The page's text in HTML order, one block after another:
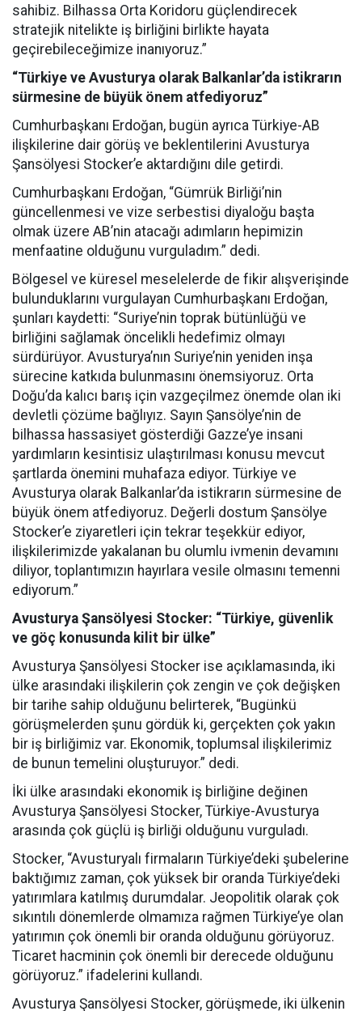
sahibiz. Bilhassa Orta Koridoru güçlendirecek
stratejik nitelikte iş birliğini birlikte hayata
geçirebileceğimize inanıyoruz.”
“Türkiye ve Avusturya olarak Balkanlar’da istikrarın
sürmesine de büyük önem atfediyoruz”
Cumhurbaşkanı Erdoğan, bugün ayrıca Türkiye-AB
ilişkilerine dair görüş ve beklentilerini Avusturya
Şansölyesi Stocker’e aktardığını dile getirdi.
Cumhurbaşkanı Erdoğan, “Gümrük Birliği’nin
güncellenmesi ve vize serbestisi diyaloğu başta
olmak üzere AB’nin atacağı adımların hepimizin
menfaatine olduğunu vurguladım.” dedi.
Bölgesel ve küresel meselelerde de fikir alışverişinde
bulunduklarını vurgulayan Cumhurbaşkanı Erdoğan,
şunları kaydetti: “Suriye’nin toprak bütünlüğü ve
birliğini sağlamak öncelikli hedefimiz olmayı
sürdürüyor. Avusturya’nın Suriye’nin yeniden inşa
sürecine katkıda bulunmasını önemsiyoruz. Orta
Doğu’da kalıcı barış için vazgeçilmez önemde olan iki
devletli çözüme bağlıyız. Sayın Şansölye’nin de
bilhassa hassasiyet gösterdiği Gazze’ye insani
yardımların kesintisiz ulaştırılması konusu mevcut
şartlarda önemini muhafaza ediyor. Türkiye ve
Avusturya olarak Balkanlar’da istikrarın sürmesine de
büyük önem atfediyoruz. Değerli dostum Şansölye
Stocker’e ziyaretleri için tekrar teşekkür ediyor,
ilişkilerimizde yakalanan bu olumlu ivmenin devamını
diliyor, toplantımızın hayırlara vesile olmasını temenni
ediyorum.”
Avusturya Şansölyesi Stocker: “Türkiye, güvenlik
ve göç konusunda kilit bir ülke”
Avusturya Şansölyesi Stocker ise açıklamasında, iki
ülke arasındaki ilişkilerin çok zengin ve çok değişken
bir tarihe sahip olduğunu belirterek, “Bugünkü
görüşmelerden şunu gördük ki, gerçekten çok yakın
bir iş birliğimiz var. Ekonomik, toplumsal ilişkilerimiz
de bunun temelini oluşturuyor.” dedi.
İki ülke arasındaki ekonomik iş birliğine değinen
Avusturya Şansölyesi Stocker, Türkiye-Avusturya
arasında çok güçlü iş birliği olduğunu vurguladı.
Stocker, “Avusturyalı firmaların Türkiye’deki şubelerine
baktığımız zaman, çok yüksek bir oranda Türkiye’deki
yatırımlara katılmış durumdalar. Jeopolitik olarak çok
sıkıntılı dönemlerde olmamıza rağmen Türkiye’ye olan
yatırımın çok önemli bir oranda olduğunu görüyoruz.
Ticaret hacminin çok önemli bir derecede olduğunu
görüyoruz.” ifadelerini kullandı.
Avusturya Şansölyesi Stocker, görüşmede, iki ülkenin